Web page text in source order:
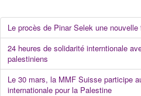
Le procès de Pinar Selek une nouvelle
24 heures de solidarité interntionale
palestiniens
Le 30 mars, la MMF Suisse participe
internationale pour la Palestine